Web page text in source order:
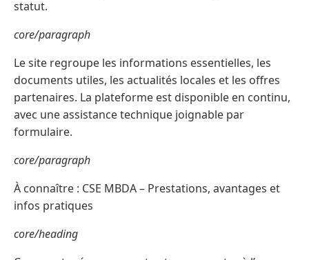
statut.
core/paragraph
Le site regroupe les informations essentielles, les
documents utiles, les actualités locales et les offres
partenaires. La plateforme est disponible en continu,
avec une assistance technique joignable par
formulaire.
core/paragraph
À connaître : CSE MBDA – Prestations, avantages et
infos pratiques
core/heading